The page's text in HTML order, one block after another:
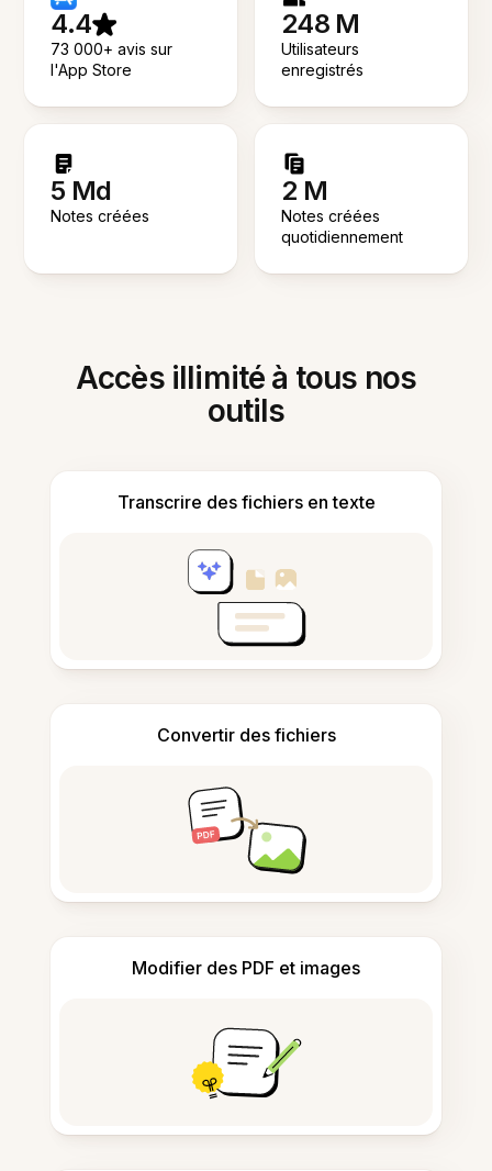
4.4
73 000+ avis sur
l'App Store
248 M
Utilisateurs
enregistrés
5 Md
Notes créées
2 M
Notes créées
quotidiennement
Accès illimité à tous nos
outils
Transcrire des fichiers en texte
Convertir des fichiers
Modifier des PDF et images